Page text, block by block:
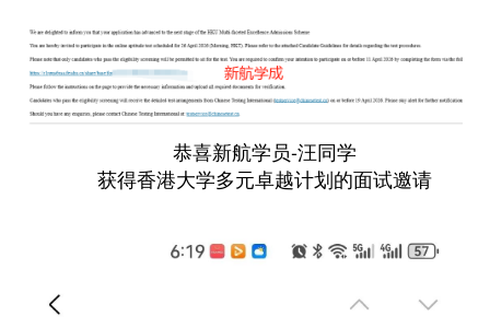
恭喜新航学员-汪同学
获得香港大学多元卓越计划的面试邀请